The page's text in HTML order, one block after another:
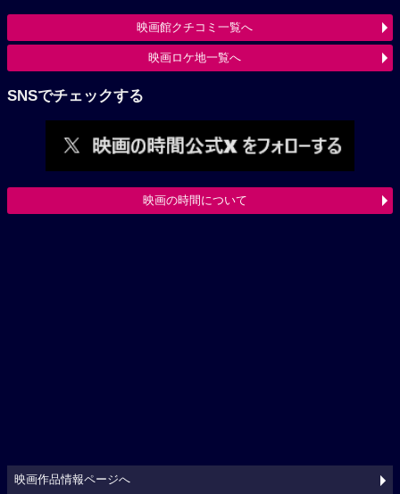
映画館クチコミ一覧へ
映画ロケ地一覧へ
SNSでチェックする
映画の時間について
映画作品情報ページへ